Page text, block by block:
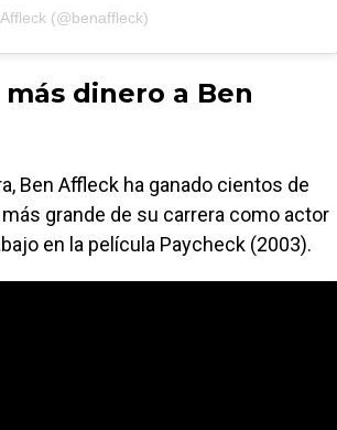
(@benaffleck)
dinero a Ben
Ben Affleck ha ganado cientos de
grande de su carrera como actor
en la película Paycheck (2003).